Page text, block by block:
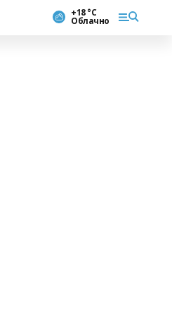
+18 °С
Облачно